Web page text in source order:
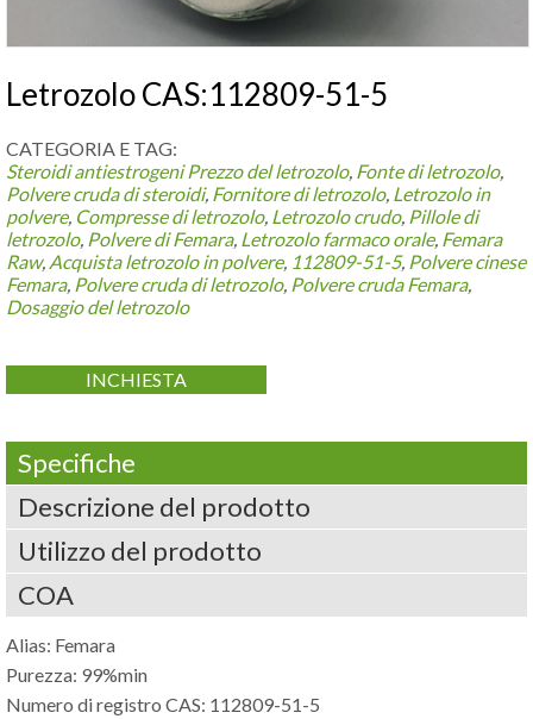
Letrozolo CAS:112809-51-5
CATEGORIA E TAG:
Steroidi antiestrogeni Prezzo del letrozolo, Fonte di letrozolo,
Polvere cruda di steroidi, Fornitore di letrozolo, Letrozolo in
polvere, Compresse di letrozolo, Letrozolo crudo, Pillole di
letrozolo, Polvere di Femara, Letrozolo farmaco orale, Femara
Raw, Acquista letrozolo in polvere, 112809-51-5, Polvere cinese
Femara, Polvere cruda di letrozolo, Polvere cruda Femara,
Dosaggio del letrozolo
INCHIESTA
Specifiche
Descrizione del prodotto
Utilizzo del prodotto
COA
Alias: Femara
Purezza: 99%min
Numero di registro CAS: 112809-51-5